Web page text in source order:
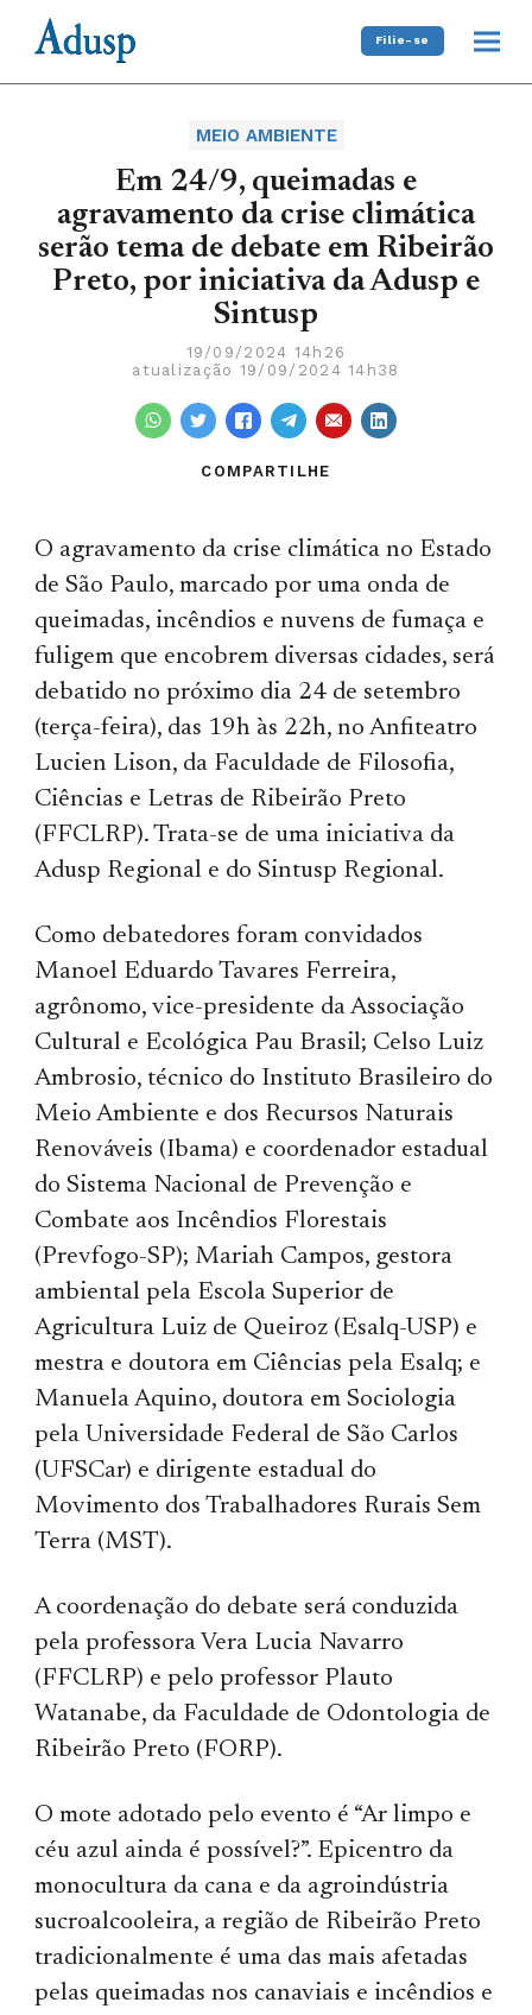
Filie-se
MEIO AMBIENTE
Em 24/9, queimadas e
agravamento da crise climática
serão tema de debate em Ribeirão
Preto, por iniciativa da Adusp e
Sintusp
19/09/2024 14h26
atualização 19/09/2024 14h38
COMPARTILHE
O agravamento da crise climática no Estado
de São Paulo, marcado por uma onda de
queimadas, incêndios e nuvens de fumaça e
fuligem que encobrem diversas cidades, será
debatido no próximo dia 24 de setembro
(terça-feira), das 19h às 22h, no Anfiteatro
Lucien Lison, da Faculdade de Filosofia,
Ciências e Letras de Ribeirão Preto
(FFCLRP). Trata-se de uma iniciativa da
Adusp Regional e do Sintusp Regional.
Como debatedores foram convidados
Manoel Eduardo Tavares Ferreira,
agrônomo, vice-presidente da Associação
Cultural e Ecológica Pau Brasil; Celso Luiz
Ambrosio, técnico do Instituto Brasileiro do
Meio Ambiente e dos Recursos Naturais
Renováveis (Ibama) e coordenador estadual
do Sistema Nacional de Prevenção e
Combate aos Incêndios Florestais
(Prevfogo-SP); Mariah Campos, gestora
ambiental pela Escola Superior de
Agricultura Luiz de Queiroz (Esalq-USP) e
mestra e doutora em Ciências pela Esalq; e
Manuela Aquino, doutora em Sociologia
pela Universidade Federal de São Carlos
(UFSCar) e dirigente estadual do
Movimento dos Trabalhadores Rurais Sem
Terra (MST).
A coordenação do debate será conduzida
pela professora Vera Lucia Navarro
(FFCLRP) e pelo professor Plauto
Watanabe, da Faculdade de Odontologia de
Ribeirão Preto (FORP).
O mote adotado pelo evento é “Ar limpo e
céu azul ainda é possível?”. Epicentro da
monocultura da cana e da agroindústria
sucroalcooleira, a região de Ribeirão Preto
tradicionalmente é uma das mais afetadas
pelas queimadas nos canaviais e incêndios e